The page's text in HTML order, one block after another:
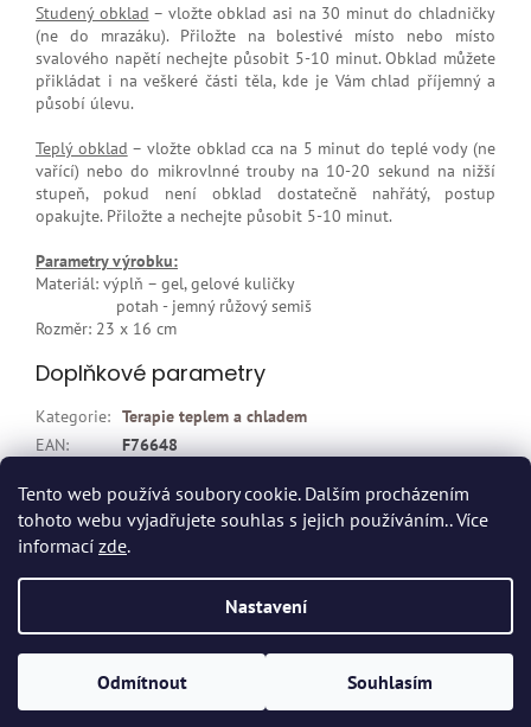
Tento web používá soubory cookie. Dalším procházením
tohoto webu vyjadřujete souhlas s jejich používáním.. Více
informací zde.
Nastavení
Odmítnout Souhlasím
Studený obklad – vložte obklad asi na 30 minut do chladničky
(ne do mrazáku). Přiložte na bolestivé místo nebo místo
svalového napětí nechejte působit 5-10 minut. Obklad můžete
přikládat i na veškeré části těla, kde je Vám chlad příjemný a
působí úlevu.
Teplý obklad – vložte obklad cca na 5 minut do teplé vody (ne
vařící) nebo do mikrovlnné trouby na 10-20 sekund na nižší
stupeň, pokud není obklad dostatečně nahřátý, postup
opakujte. Přiložte a nechejte působit 5-10 minut.
Parametry výrobku:
Materiál: výplň – gel, gelové kuličky
potah - jemný růžový semiš
Rozměr: 23 x 16 cm
Doplňkové parametry
Kategorie: Terapie teplem a chladem
EAN:
F76648
Copyright 2026Dvort.cz - Zdravotnické potřeby. Všechna práva